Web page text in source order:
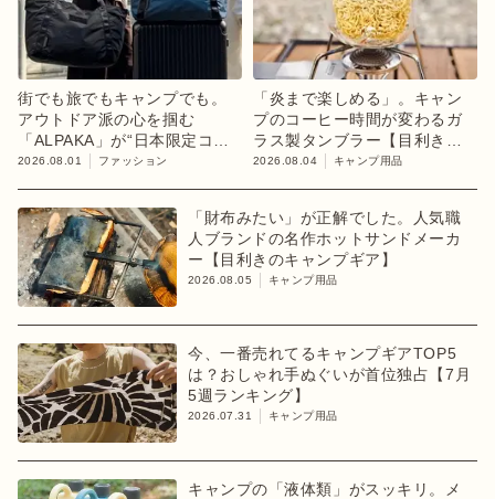
街でも旅でもキャンプでも。
アウトドア派の心を掴む
「ALPAKA」が“日本限定コレ
クション”第3弾を発売
2026.08.01 ファッション
「炎まで楽しめる」。キャン
プのコーヒー時間が変わるガ
ラス製タンブラー【目利きの
キャンプギア】
2026.08.04 キャンプ用品
「財布みたい」が正解でした。人気職
人ブランドの名作ホットサンドメーカ
ー【目利きのキャンプギア】
2026.08.05 キャンプ用品
今、一番売れてるキャンプギアTOP5
は？おしゃれ手ぬぐいが首位独占【7月
5週ランキング】
2026.07.31 キャンプ用品
キャンプの「液体類」がスッキリ。メ